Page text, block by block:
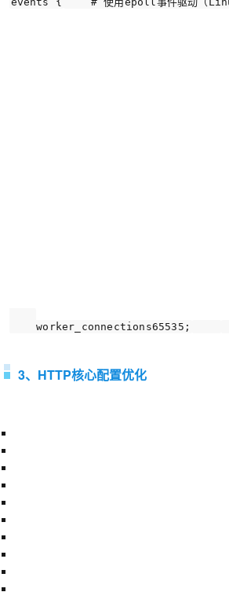
worker_connections65535;
3、HTTP核心配置优化